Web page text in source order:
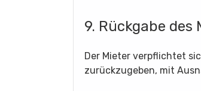
9. Rückgabe des
Der Mieter verpflichtet
zurückzugeben, mit